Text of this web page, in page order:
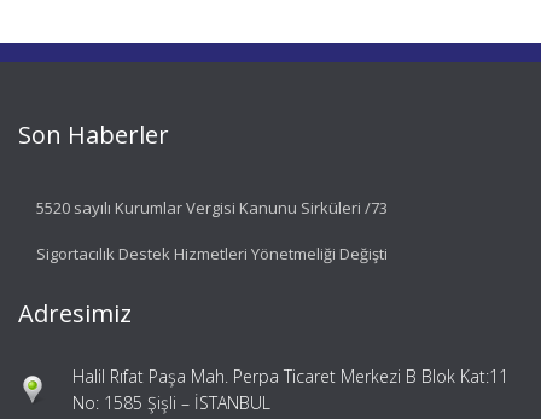
Son Haberler
5520 sayılı Kurumlar Vergisi Kanunu Sirküleri /73
Sigortacılık Destek Hizmetleri Yönetmeliği Değişti
Adresimiz
Halil Rıfat Paşa Mah. Perpa Ticaret Merkezi B Blok Kat:11
No: 1585 Şişli – İSTANBUL